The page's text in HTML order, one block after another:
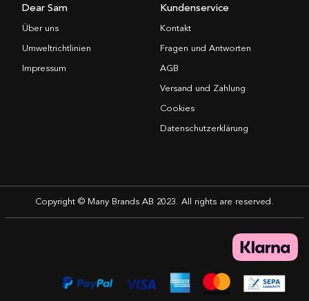
Dear Sam
Über uns
Umweltrichtlinien
Impressum
Kundenservice
Kontakt
Fragen und Antworten
AGB
Versand und Zahlung
Cookies
Datenschutzerklärung
Copyright © Many Brands AB 2023. All rights are reserved.